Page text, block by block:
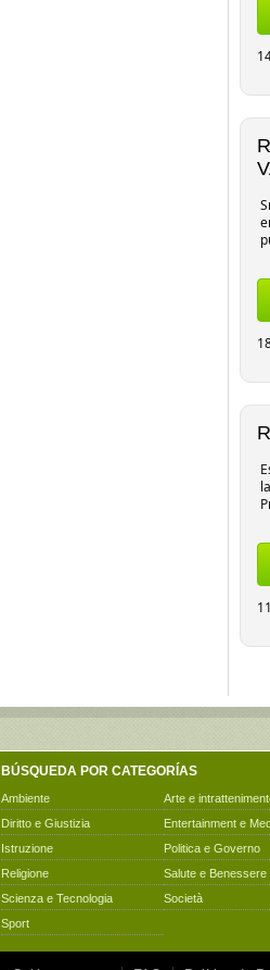
BÚSQUEDA POR CATEGORÍAS
Ambiente
Arte e
Diritto e Giustizia
Entertainment e
Istruzione
Politica e Governo
Religione
Salute e Benessere
Scienza e Tecnologia
Società
Sport